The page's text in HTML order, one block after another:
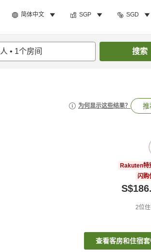
简体中文 SGP SGD
人 • 1个房间 搜索
为何显示这些结果？ 推
Rakuten特
闪购
2位
查看客房和住宿